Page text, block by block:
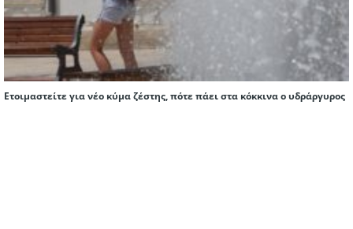
Ετοιμαστείτε για νέο κύμα ζέστης, πότε πάει στα κόκκινα ο υδράργυρος